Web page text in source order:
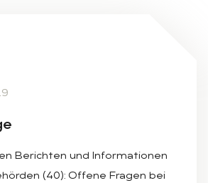
Berichten und Informationen
(40): Offene Fragen bei